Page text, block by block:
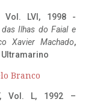
Vol. LVI, 1998 -
Ilhas do Faial e
Xavier Machado,
Branco
Vol. L, 1992 –